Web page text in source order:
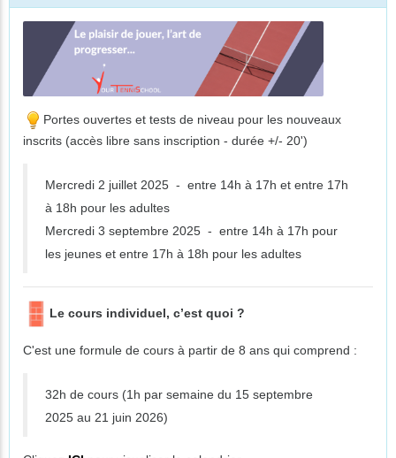
Portes ouvertes et tests de niveau pour les nouveaux
inscrits (accès libre sans inscription - durée +/- 20')
Mercredi 2 juillet 2025 - entre 14h à 17h et entre 17h
à 18h pour les adultes
Mercredi 3 septembre 2025 - entre 14h à 17h pour
les jeunes et entre 17h à 18h pour les adultes
Le cours individuel, c’est quoi ?
C'est une formule de cours à partir de 8 ans qui comprend :
32h de cours (1h par semaine du 15 septembre
2025 au 21 juin 2026)